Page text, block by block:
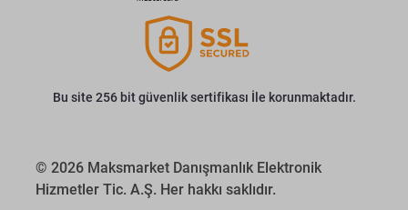
Bu site 256 bit güvenlik sertifikası İle korunmaktadır.
© 2026 Maksmarket Danışmanlık Elektronik
Hizmetler Tic. A.Ş. Her hakkı saklıdır.